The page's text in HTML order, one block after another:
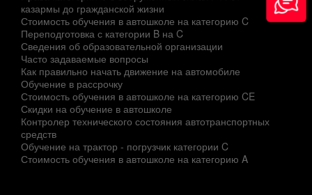
казармы до гражданской жизни
Стоимость обучения в автошколе на категорию C
Переподготовка с категории B на C
Сведения об образовательной организации
Часто задаваемые вопросы
Как правильно начать движение на автомобиле
Обучение в рассрочку
Стоимость обучения в автошколе на категорию CE
Скидки на обучение в автошколе
Контролер технического состояния автотранспортных
средств
Обучение на трактор - погрузчик категории C
Стоимость обучения в автошколе на категорию A